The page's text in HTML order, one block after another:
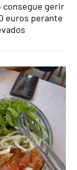
consegue gerir
euros perante